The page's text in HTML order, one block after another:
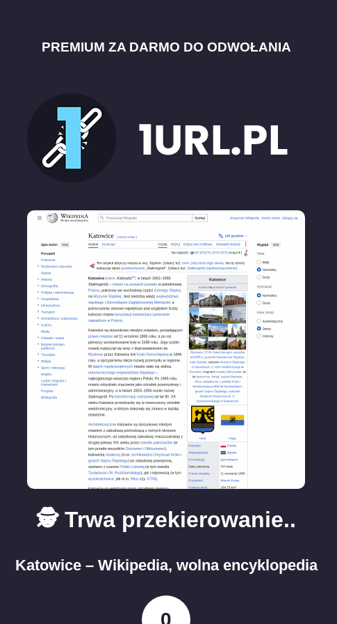
PREMIUM ZA DARMO DO ODWOŁANIA
🕵️ Trwa przekierowanie..
Katowice – Wikipedia, wolna encyklopedia
0